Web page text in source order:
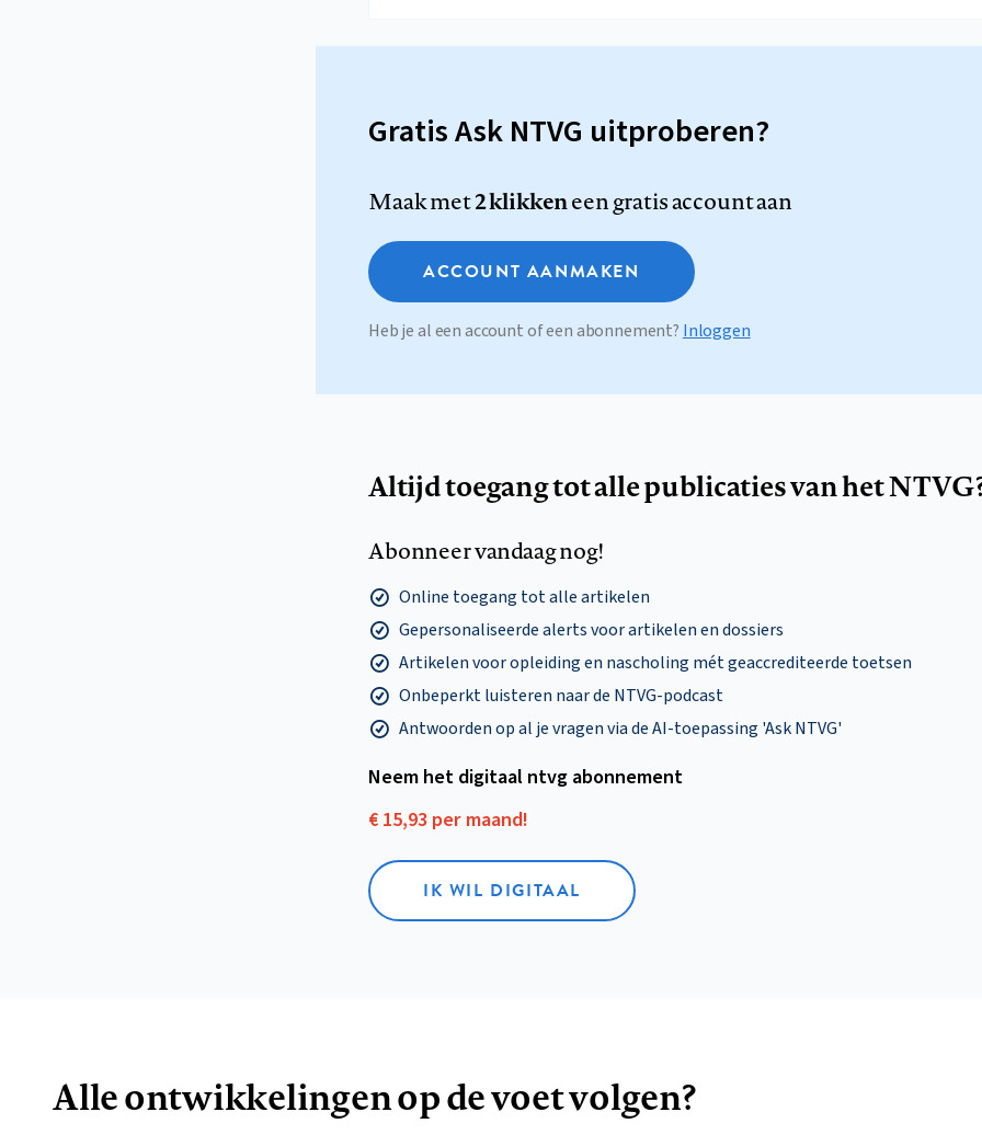
Gratis Ask NTVG uitproberen?
Maak met2 klikkeneen gratis account aan
ACCOUNT AANMAKEN
Heb je al een account of een abonnement? Inloggen
Altijd toegang tot alle publicaties van het
Abonneer vandaag nog!
Online toegang tot alle artikelen
Gepersonaliseerde alerts voor artikelen en dossiers
Artikelen voor opleiding en nascholing mét geaccrediteerde toetsen
Onbeperkt luisteren naar de NTVG-podcast
Antwoorden op al je vragen via de AI-toepassing 'Ask NTVG'
Neem het digitaal ntvg abonnement
€ 15,93 per maand!
IK WIL DIGITAAL
Alle ontwikkelingen op de voet volgen?